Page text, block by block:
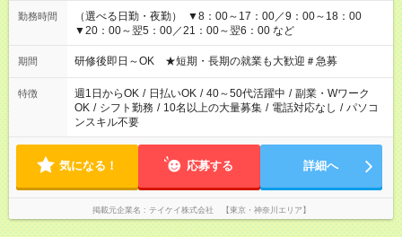
勤務時間
（選べる日勤・夜勤） ▼8：00～17：00／9：00～18：00
▼20：00～翌5：00／21：00～翌6：00 など
期間 研修後即日～OK ★短期・長期の就業も大歓迎＃急募
特徴 週1日からOK / 日払いOK / 40～50代活躍中 / 副業・Wワーク
OK / シフト勤務 / 10名以上の大量募集 / 電話対応なし / パソコ
ンスキル不要
気になる！ 応募する 詳細へ
掲載元企業名 テイケイ株式会社 【東京・神奈川エリア】